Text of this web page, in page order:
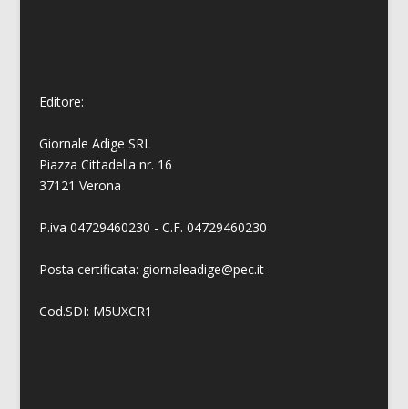
Editore:
Giornale Adige SRL
Piazza Cittadella nr. 16
37121 Verona
P.iva 04729460230 - C.F. 04729460230
Posta certificata: giornaleadige@pec.it
Cod.SDI: M5UXCR1